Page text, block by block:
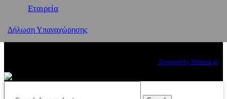
Εταιρεία
Δήλωση Υπαναχώρησης
Designed by Minimal.gr